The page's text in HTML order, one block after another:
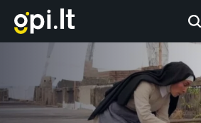
content